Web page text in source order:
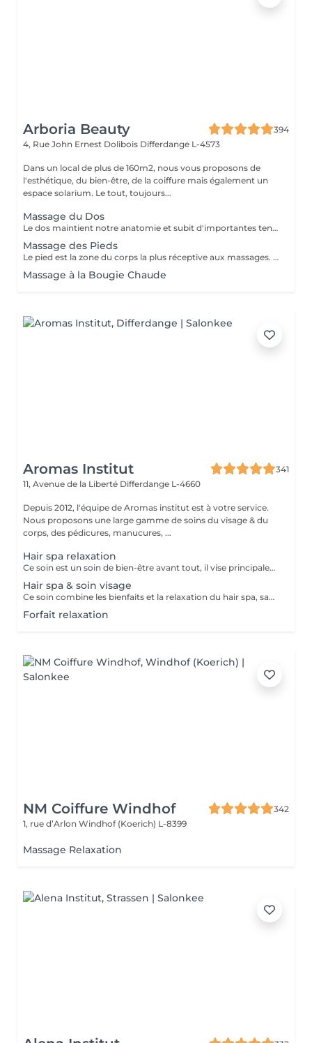
Arboria Beauty
394
4, Rue John Ernest Dolibois Differdange L-4573
Dans un local de plus de 160m2, nous vous proposons de
l'esthétique, du bien-être, de la coiffure mais également un
espace solarium. Le tout, toujours...
Massage du Dos
Le dos maintient notre anatomie et subit d'importantes tensions liées au stress, à la fatigue, au froid, aux mauvaises positions... Le massage du dos permet de dénouer les tensions, détendre les muscles, soulage les courbatures et les contractions. Le massage du dos est une véritable source de bien être et de détente. Il a un effet bénéfique de façon locale mais aussi sur la détente générale. Senteurs aux choix: Fleur de Tiaré, Thé vert Jasmin, Rose Litchi, Cédra Passion
Massage des Pieds
Le pied est la zone du corps la plus réceptive aux massages. Nos pieds nous supportent au quotidien et nous oublions souvent d'en prendre soin. Ils sont composés de multiples terminaisons nerveuses qui influent sur l'ensemble de notre organisme. Quand nous avons mal aux pieds ne ressentons nous pas une grande fatigue ? Le massage des pieds stimule la circulation sanguine et permet d'évacuer le stress. Il active le drainage lymphatique et aide à l'élimination des toxines. Il procure bien être et détente. Senteurs aux choix: Fleur de Tiaré, Thé vert Jasmin, Rose Litchi, Cédra Passion
Massage à la Bougie Chaude
Aromas Institut
341
11, Avenue de la Liberté Differdange L-4660
Depuis 2012, l'équipe de Aromas institut est à votre service.
Nous proposons une large gamme de soins du visage & du
corps, des pédicures, manucures, ...
Hair spa relaxation
Ce soin est un soin de bien-être avant tout, il vise principalement à rééquilibrer l'harmonie du corps par des techniques et des pressions de massage au niveau du cuir chevelu, de la nuque et des épaules . Les huiles utilisées sont essentiellement là pour traiter les différentes caractéristiques de votre cuir chevelu et vos cheveux, merci de nous informer en cas d'allergie. Ce soin inclut des huiles essentielles, il est important de nous prévenir en cas de grossesse ou d'allergie. Déroulement du soin ; pose d'une huile spécifique gommage du cuir chevelu bain de vapeur et massage crânien masque des cheveux séchage Ce soin ne comprend pas de coiffure, ni de brushing à la fin du soin, uniquement un séchage.
Hair spa & soin visage
Ce soin combine les bienfaits et la relaxation du hair spa, savourez un soin du cuir chevelu associé à un massage de la nuque, des épaules et de la tête en traitant vous peau en même temps. Ce soin ne comprend pas de coiffure à la fin, ni de brushing, uniquement un séchage.
Forfait relaxation
NM Coiffure Windhof
342
1, rue d’Arlon Windhof (Koerich) L-8399
Massage Relaxation